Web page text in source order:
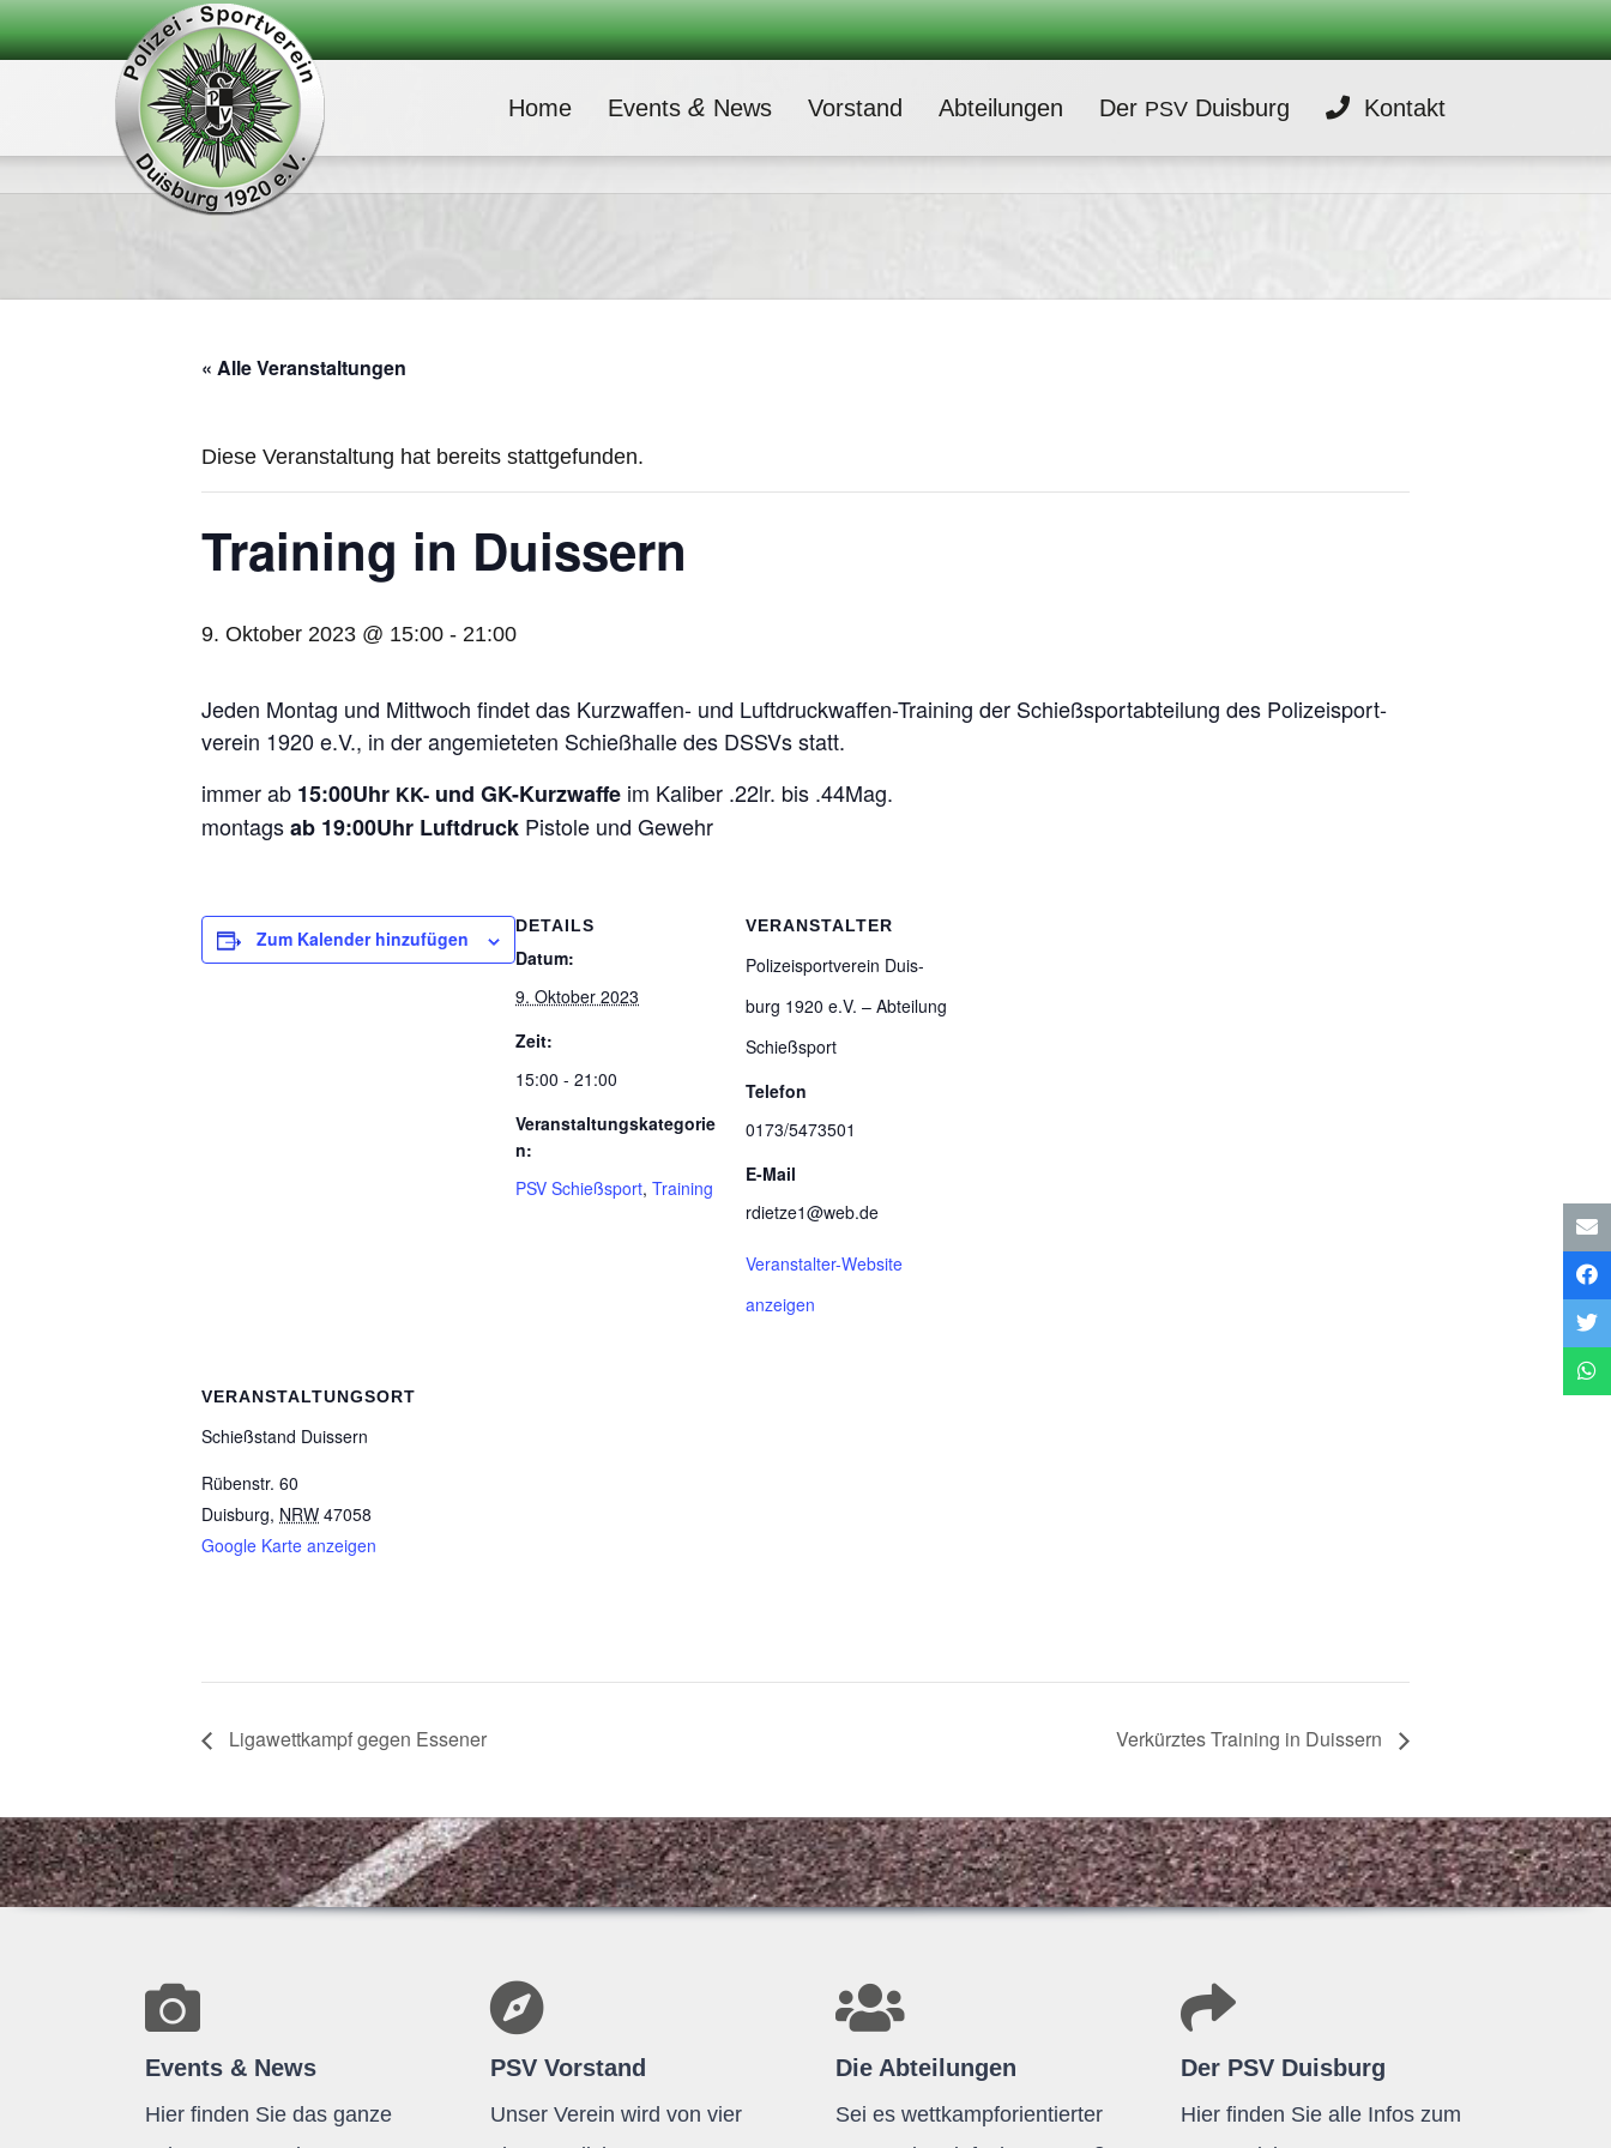
Home Events & News Vor­stand Abtei­lun­gen Der PSVDuisburg Kontakt
« Alle Veranstaltungen
Diese Veranstaltung hat bereits stattgefunden.
Trai­ning in Duissern
9. Oktober 2023 @ 15:00 - 21:00
Jeden Mon­tag und Mitt­woch fin­det das Kurz­waf­fen- und Luft­druck­waf­fen-Trai­ning der Schieß­sport­ab­tei­lung des Poli­zei­sport­
ver­ein 1920 e.V., in der ange­mie­te­ten Schieß­halle des DSSVs statt.
immer ab 15:00Uhr KK- und GK-Kurz­waffe im Kali­ber .22lr. bis .44Mag.
mon­tagsab 19:00Uhr Luft­druck Pis­tole und Gewehr
Zum Kalender hinzufügen
DETAILS
Datum:
9. Oktober 2023
Zeit:
15:00 - 21:00
Veranstaltungskategorie
n:
PSV Schießsport, Training
VERANSTALTER
Poli­zei­sport­ver­ein Duis­
burg 1920 e.V. – Abtei­lung
Schießsport
Telefon
0173/5473501
E-Mail
rdietze1@web.de
Veranstalter-Website
anzeigen
VERANSTALTUNGSORT
Schieß­stand Duissern
Rübenstr. 60
Duisburg, NRW 47058
Google Karte anzeigen
Liga­wett­kampf gegen Esse­ner Ver­kürz­tes Trai­ning in Duissern
Events & News
Hier finden Sie das ganze
PSV Vorstand
Unser Verein wird von vier
Die Abteilungen
Sei es wettkampforientierter
Der PSV Duisburg
Hier finden Sie alle Infos zum